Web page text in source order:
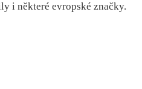
i některé evropské značky.